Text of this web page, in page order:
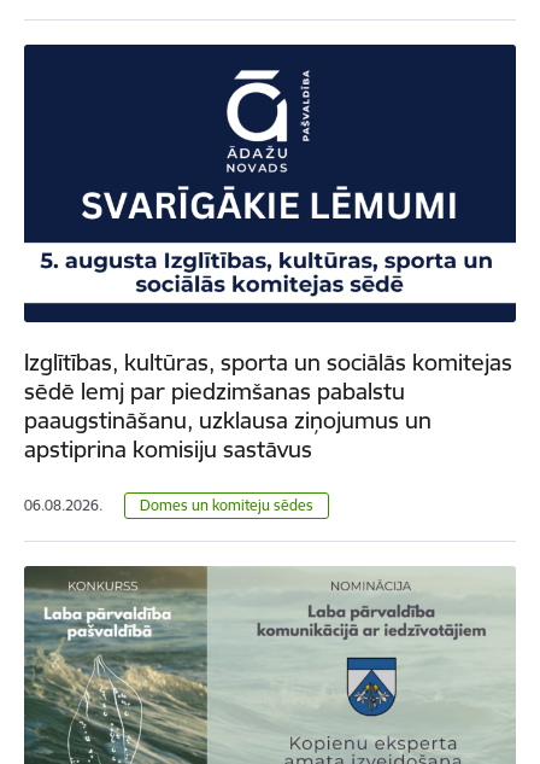
Izglītības, kultūras, sporta un sociālās komitejas
sēdē lemj par piedzimšanas pabalstu
paaugstināšanu, uzklausa ziņojumus un
apstiprina komisiju sastāvus
06.08.2026. Domes un komiteju sēdes